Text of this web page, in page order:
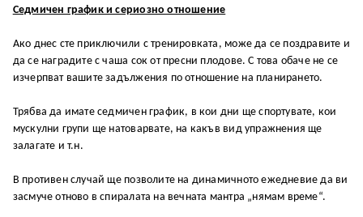
Седмичен график и сериозно отношение
Ако днес сте приключили с тренировката, може да се поздравите и
да се наградите с чаша сок от пресни плодове. С това обаче не се
изчерпват вашите задължения по отношение на планирането.
Трябва да имате седмичен график, в кои дни ще спортувате, кои
мускулни групи ще натоварвате, на какъв вид упражнения ще
залагате и т.н.
В противен случай ще позволите на динамичното ежедневие да ви
засмуче отново в спиралата на вечната мантра „нямам време“.